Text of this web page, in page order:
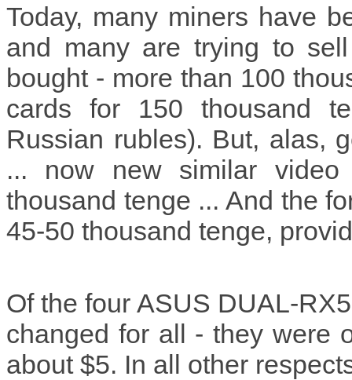
Today, many miners have
and many are trying to
bought - more than 100
cards for 150 thousand
Russian rubles). But, alas,
... now new similar
thousand tenge ... And the
45-50 thousand tenge,
Of the four ASUS DUAL-
changed for all - they were
about $5. In all other